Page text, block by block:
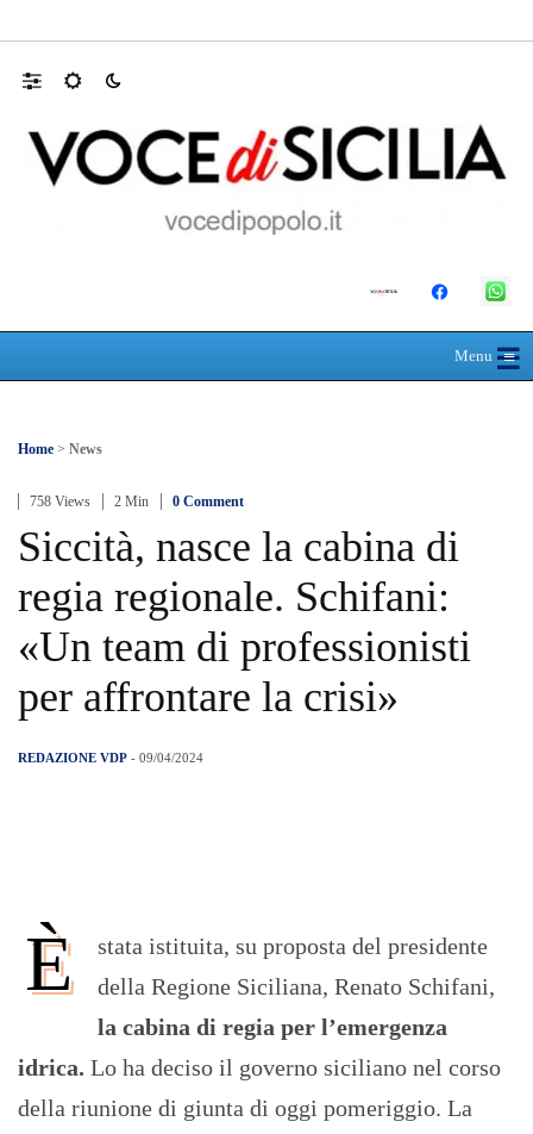
Menu≡
☰
Home > News
758 Views 2 Min 0 Comment
Siccità, nasce la cabina di
regia regionale. Schifani:
«Un team di professionisti
per affrontare la crisi»
REDAZIONE VDP - 09/04/2024
È
stata istituita, su proposta del presidente
della Regione Siciliana, Renato Schifani,
la cabina di regia per l’emergenza
idrica. Lo ha deciso il governo siciliano nel corso
della riunione di giunta di oggi pomeriggio. La